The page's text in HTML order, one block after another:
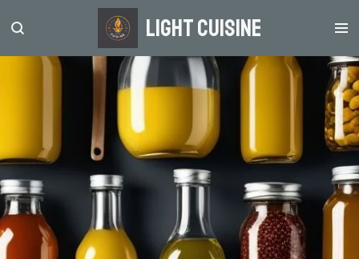
Hauptinhalt
springen
light Cuisine